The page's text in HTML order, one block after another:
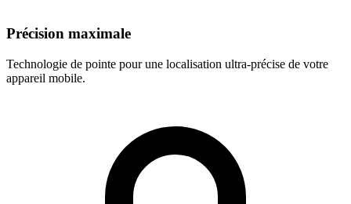
Précision maximale
Technologie de pointe pour une localisation ultra-précise de votre
appareil mobile.